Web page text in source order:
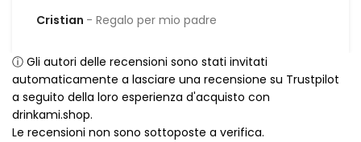
Cristian
Regalo per mio padre
ⓘ Gli autori delle recensioni sono stati invitati
automaticamente a lasciare una recensione su Trustpilot
a seguito della loro esperienza d'acquisto con
drinkami.shop.
Le recensioni non sono sottoposte a verifica.